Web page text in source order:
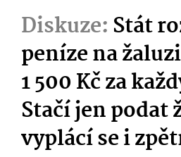
Diskuze: Stát
peníze na
1 500 Kč za
Stačí jen podat
vyplácí se i